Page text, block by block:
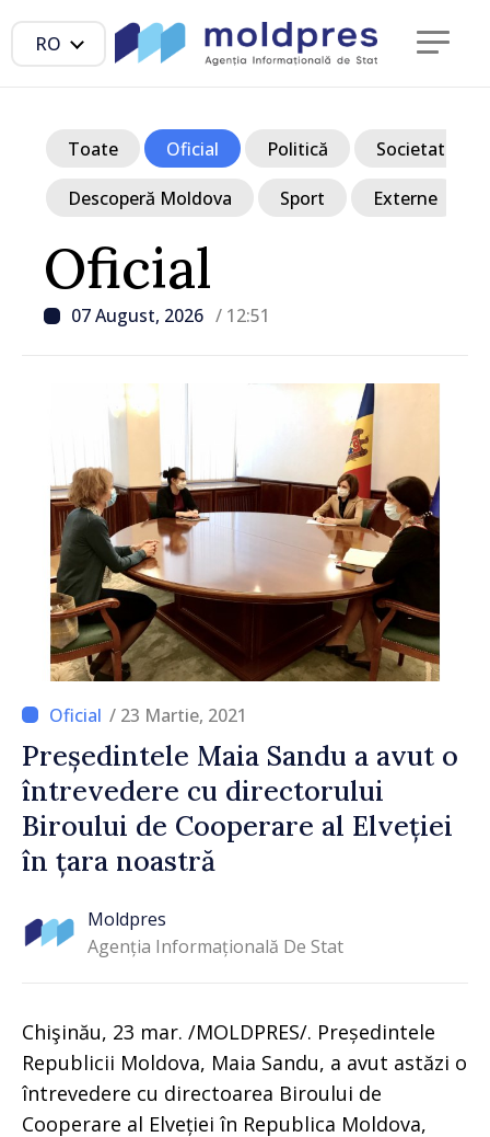
RO
Oficial
07 August, 2026 / 12:51
Toate Oficial Politică Societate
Descoperă Moldova Sport Externe
/ 23 Martie, 2021
Președintele Maia Sandu a avut o
întrevedere cu directorului
Biroului de Cooperare al Elveției
în țara noastră
Moldpres
Agenția Informațională De Stat
Chişinău, 23 mar. /MOLDPRES/. Președintele
Republicii Moldova, Maia Sandu, a avut astăzi o
întrevedere cu directoarea Biroului de
Cooperare al Elveției în Republica Moldova,